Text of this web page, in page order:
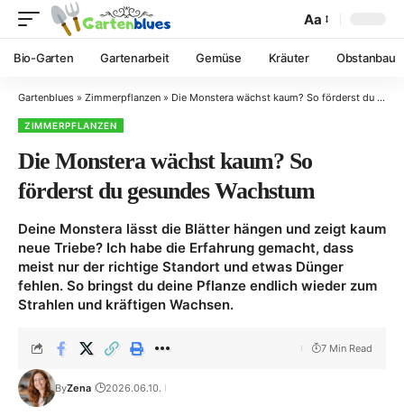
Aa
Bio-Garten Gartenarbeit Gemüse Kräuter Obstanbau
Gartenblues » Zimmerpflanzen » Die Monstera wächst kaum? So förderst du gesundes Wachstum
ZIMMERPFLANZEN
Die Monstera wächst kaum? So
förderst du gesundes Wachstum
Deine Monstera lässt die Blätter hängen und zeigt kaum
neue Triebe? Ich habe die Erfahrung gemacht, dass
meist nur der richtige Standort und etwas Dünger
fehlen. So bringst du deine Pflanze endlich wieder zum
Strahlen und kräftigen Wachsen.
ByZena 2026.06.10.
7 Min Read